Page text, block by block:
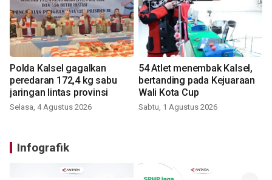
Polda Kalsel gagalkan
peredaran 172,4 kg sabu
jaringan lintas provinsi
Selasa, 4 Agustus 2026
54 Atlet menembak Kalsel,
bertanding pada Kejuaraan
Wali Kota Cup
Sabtu, 1 Agustus 2026
Infografik